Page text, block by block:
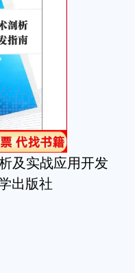
及实战应用开发
出版社